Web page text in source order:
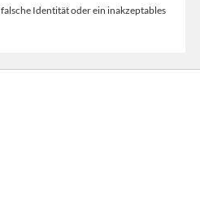
Identität oder ein inakzeptables